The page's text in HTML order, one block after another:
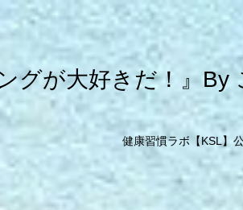
グが大好きだ！』
健康習慣ラボ【KSL】